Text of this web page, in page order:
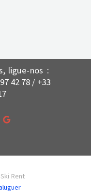
ligue-nos :
42 78 / +33
Rent